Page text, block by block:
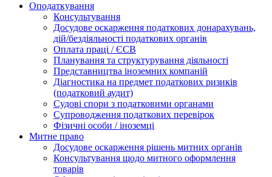
Оподаткування
Консультування
Досудове оскарження податкових донарахувань,
дій/бездіяльності податкових органів
Оплата праці / ЄСВ
Планування та структурування діяльності
Представництва іноземних компаній
Діагностика на предмет податкових ризиків
(податковий аудит)
Судові спори з податковими органами
Супроводження податкових перевірок
Фізичні особи / іноземці
Митне право
Досудове оскарження рішень митних органів
Консультування щодо митного оформлення
товарів